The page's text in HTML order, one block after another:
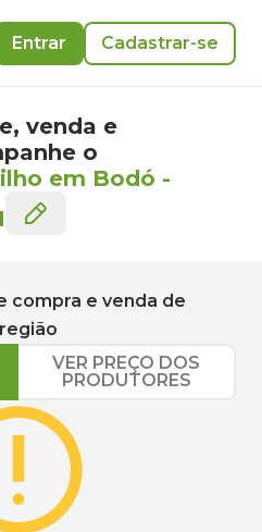
Entrar Cadastrar-se
venda e
o
em Bodó -
compra e venda de
VER PREÇO DOS
PRODUTORES